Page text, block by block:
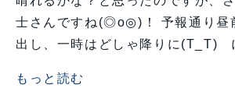
士さんですね(◎o◎)！ 予報通り昼
出し、一時はどしゃ降りに(T_T)
もっと読む